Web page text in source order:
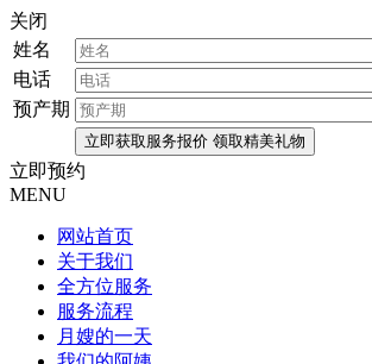
关闭
姓名
电话
预产期
立即预约
MENU
网站首页
关于我们
全方位服务
服务流程
月嫂的一天